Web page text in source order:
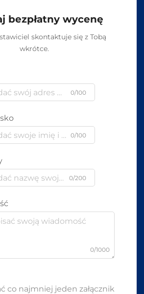
bezpłatny wycenę
skontaktuje się z Tobą
wkrótce.
0/100
0/100
0/200
0/1000
co najmniej jeden załącznik